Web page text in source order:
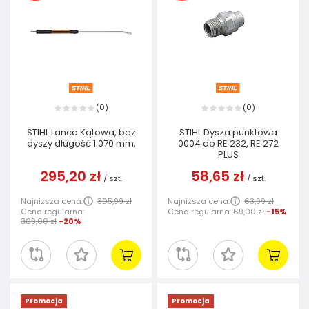
(0)
STIHL Lanca Kątowa, bez
dyszy długość 1.070 mm,
295,20 zł / szt.
Najniższa cena:
305,99 zł
Cena regularna:
369,00 zł -20%
(0)
STIHL Dysza punktowa
0004 do RE 232, RE 272
PLUS
58,65 zł / szt.
Najniższa cena:
63,99 zł
Cena regularna:69,00 zł -15%
Promocja Promocja